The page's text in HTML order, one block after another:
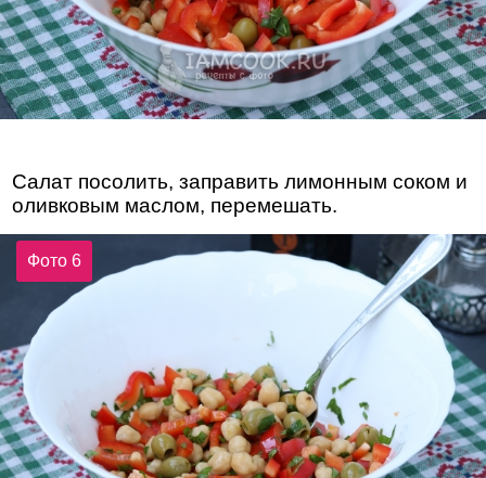
Салат посолить, заправить лимонным соком и
оливковым маслом, перемешать.
Фото 6